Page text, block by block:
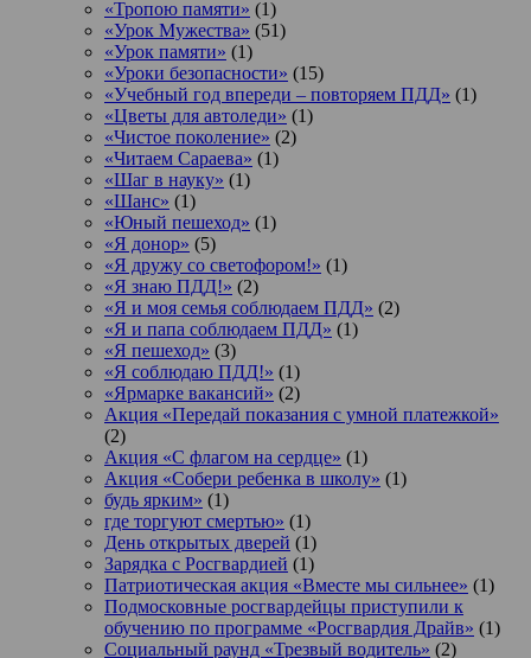
«Тропою памяти» (1)
«Урок Мужества» (51)
«Урок памяти» (1)
«Уроки безопасности» (15)
«Учебный год впереди – повторяем ПДД» (1)
«Цветы для автоледи» (1)
«Чистое поколение» (2)
«Читаем Сараева» (1)
«Шаг в науку» (1)
«Шанс» (1)
«Юный пешеход» (1)
«Я донор» (5)
«Я дружу со светофором!» (1)
«Я знаю ПДД!» (2)
«Я и моя семья соблюдаем ПДД» (2)
«Я и папа соблюдаем ПДД» (1)
«Я пешеход» (3)
«Я соблюдаю ПДД!» (1)
«Ярмарке вакансий» (2)
Акция «Передай показания с умной платежкой»
(2)
Акция «С флагом на сердце» (1)
Акция «Собери ребенка в школу» (1)
будь ярким» (1)
где торгуют смертью» (1)
День открытых дверей (1)
Зарядка с Росгвардией (1)
Патриотическая акция «Вместе мы сильнее» (1)
Подмосковные росгвардейцы приступили к
обучению по программе «Росгвардия Драйв» (1)
Социальный раунд «Трезвый водитель» (2)